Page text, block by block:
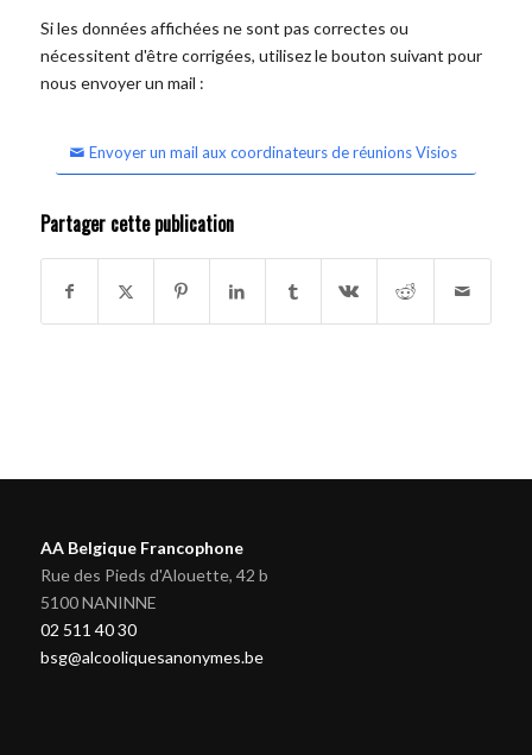
Si les données affichées ne sont pas correctes ou
nécessitent d'être corrigées, utilisez le bouton suivant pour
nous envoyer un mail :
Envoyer un mail aux coordinateurs de réunions Visios
Partager cette publication
AA Belgique Francophone
Rue des Pieds d'Alouette, 42 b
5100 NANINNE
02 511 40 30
bsg@alcooliquesanonymes.be